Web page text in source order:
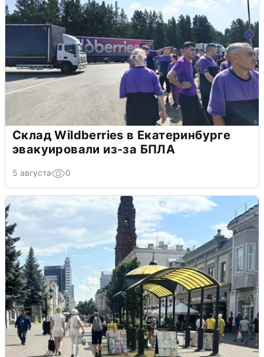
Склад Wildberries в Екатеринбурге
эвакуировали из-за БПЛА
5 августа 0